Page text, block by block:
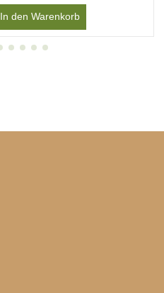
In den Warenkorb